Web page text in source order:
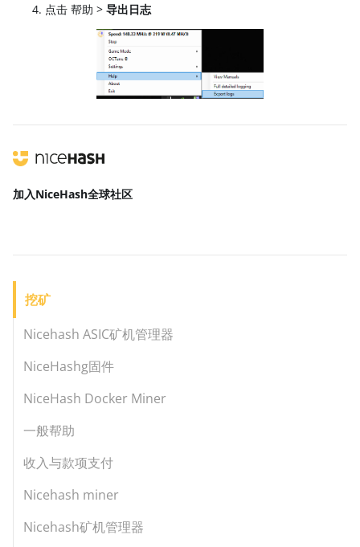
点击 帮助 > 导出日志
加入NiceHash全球社区
挖矿
Nicehash ASIC矿机管理器
NiceHashg固件
NiceHash Docker Miner
一般帮助
收入与款项支付
Nicehash miner
Nicehash矿机管理器